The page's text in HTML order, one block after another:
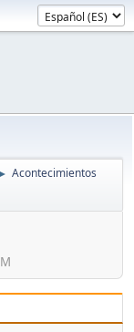
► Acontecimientos